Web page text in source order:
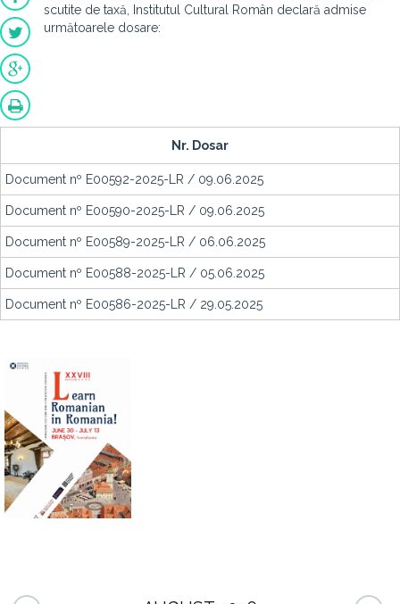
scutite de taxă, Institutul Cultural Român declară admise
următoarele dosare:
Nr. Dosar
Document nº E00592-2025-LR / 09.06.2025
Document nº E00590-2025-LR / 09.06.2025
Document nº E00589-2025-LR / 06.06.2025
Document nº E00588-2025-LR / 05.06.2025
Document nº E00586-2025-LR / 29.05.2025